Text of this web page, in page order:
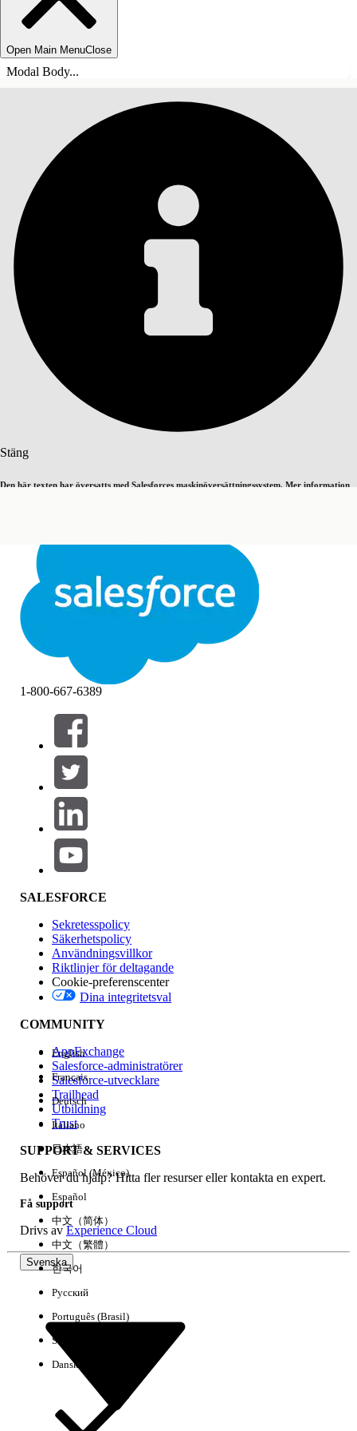
Open Main MenuClose
Modal Body...
Stäng
Den här texten har översatts med Salesforces maskinöversättningssystem. Mer information
StängStäng
Innehållsförteckningar
INNEHÅLLSFÖRTECKNINGAR
Filter (0)
VÄLJ FILTER
Produktområde
Funktionspåverkan
Version
Händelse
Rensa alla Klart
1-800-667-6389
SALESFORCE
Sekretesspolicy
Säkerhetspolicy
Användningsvillkor
Riktlinjer för deltagande
Cookie-preferenscenter
Dina integritetsval
COMMUNITY
AppExchange
Salesforce-administratörer
Salesforce-utvecklare
Trailhead
Utbildning
Trust
SUPPORT & SERVICES
Behöver du hjälp? Hitta fler resurser eller kontakta en expert.
Få support
Drivs avExperience Cloud
Svenska
English
Français
Deutsch
Italiano
日本語
Español (México)
Español
中文（简体）
中文（繁體）
한국어
Русский
Português (Brasil)
Suomi
Dansk